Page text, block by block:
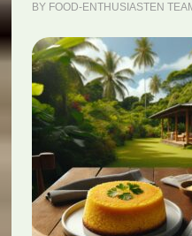
BY FOOD-ENTHUSIASTEN